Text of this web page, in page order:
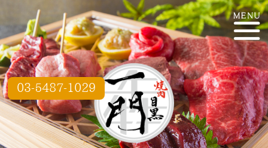
03-5487-1029